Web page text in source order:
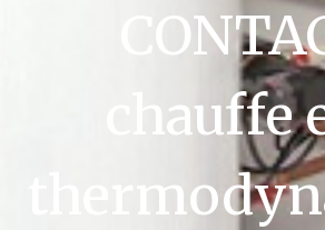
chauffe